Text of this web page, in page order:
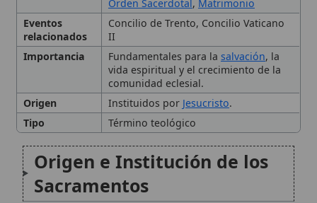
La Naturaleza de los
Sacramentos
Los Siete Sacramentos
La Causalidad de los
Sacramentos
La Celebración de los
Sacramentos